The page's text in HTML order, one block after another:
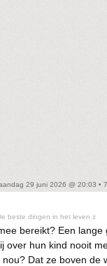
29 juni 2026 @ 20:03 •
beste dingen in het leven z
bereikt? Een lange
over hun kind nooit
Dat ze boven de